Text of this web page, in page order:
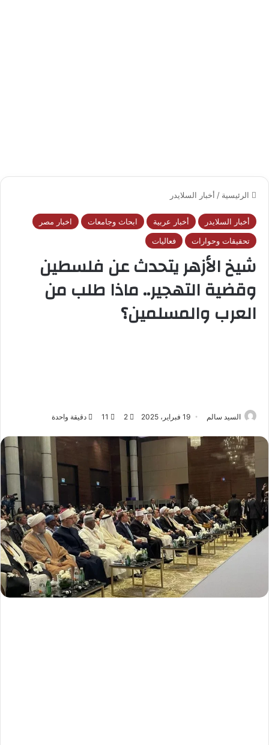
الرئيسية / أخبار السلايدر
أخبار السلايدر أخبار عربية ابحاث وجامعات
اخبار مصر
تحقيقات وحوارات
فعاليات
شيخ الأزهر يتحدث عن فلسطين
وقضية التهجير.. ماذا طلب من
العرب والمسلمين؟
السيد سالم 19 فبراير، 2025 2
11 دقيقة واحدة